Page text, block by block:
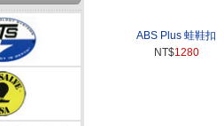
ABS Plus 蛙鞋扣
NT$1280